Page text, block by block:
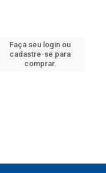
Faça seu login ou
cadastre-se para
comprar.